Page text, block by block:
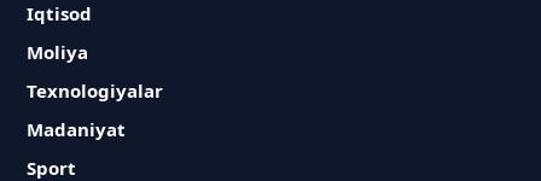
Iqtisod
Moliya
Texnologiyalar
Madaniyat
Sport